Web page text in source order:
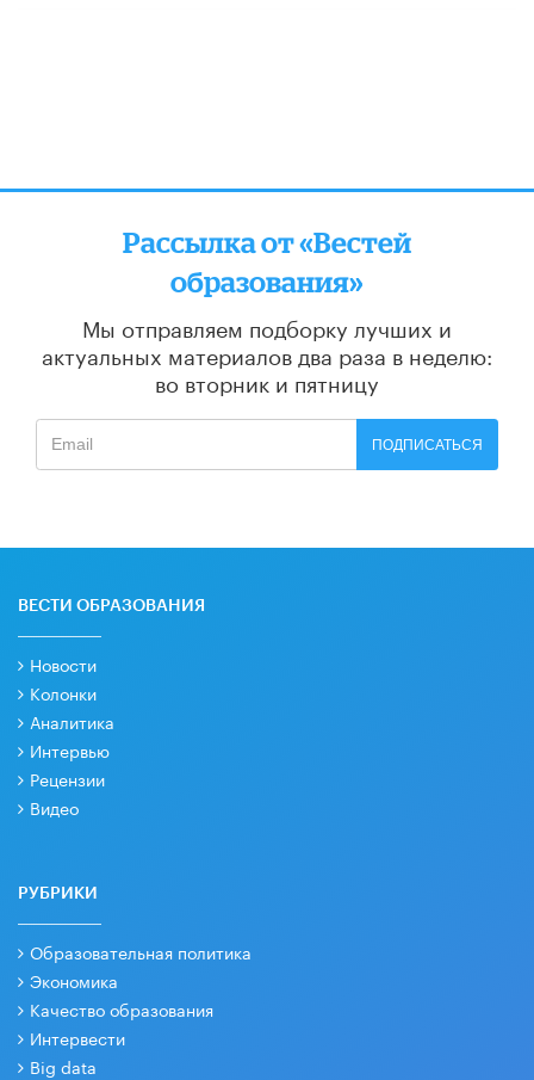
Рассылка от «Вестей
образования»
Мы отправляем подборку лучших и
актуальных материалов два раза в неделю:
во вторник и пятницу
ПОДПИСАТЬСЯ
ВЕСТИ ОБРАЗОВАНИЯ
Новости
Колонки
Аналитика
Интервью
Рецензии
Видео
РУБРИКИ
Образовательная политика
Экономика
Качество образования
Интервести
Big data